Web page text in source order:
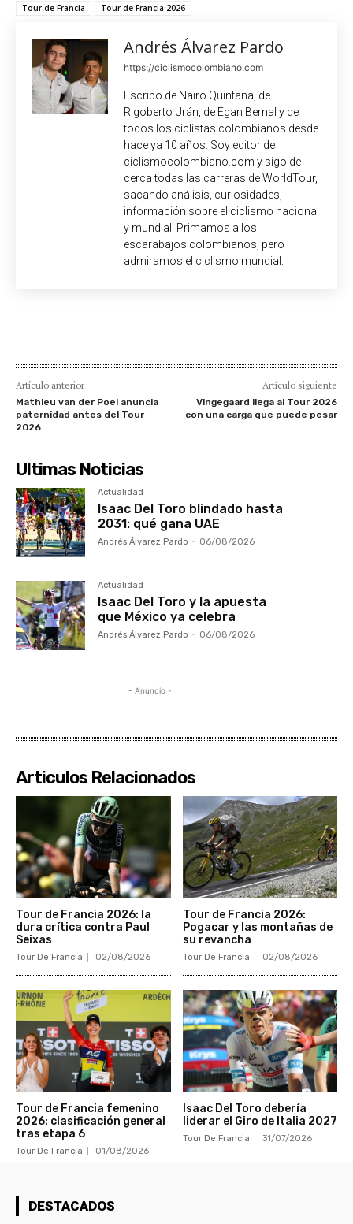
Tour de Francia Tour de Francia 2026
Andrés Álvarez Pardo
https://ciclismocolombiano.com
Escribo de Nairo Quintana, de
Rigoberto Urán, de Egan Bernal y de
todos los ciclistas colombianos desde
hace ya 10 años. Soy editor de
ciclismocolombiano.com y sigo de
cerca todas las carreras de WorldTour,
sacando análisis, curiosidades,
información sobre el ciclismo nacional
y mundial. Primamos a los
escarabajos colombianos, pero
admiramos el ciclismo mundial.
Artículo anterior
Mathieu van der Poel anuncia
paternidad antes del Tour
2026
Artículo siguiente
Vingegaard llega al Tour 2026
con una carga que puede pesar
Ultimas Noticias
Actualidad
Isaac Del Toro blindado hasta
2031: qué gana UAE
Andrés Álvarez Pardo - 06/08/2026
Actualidad
Isaac Del Toro y la apuesta
que México ya celebra
Andrés Álvarez Pardo - 06/08/2026
- Anuncio -
Articulos Relacionados
Tour de Francia 2026: la
dura crítica contra Paul
Seixas
Tour De Francia 02/08/2026
Tour de Francia 2026:
Pogacar y las montañas de
su revancha
Tour De Francia 02/08/2026
Tour de Francia femenino
2026: clasificación general
tras etapa 6
Tour De Francia 01/08/2026
Isaac Del Toro debería
liderar el Giro de Italia 2027
Tour De Francia 31/07/2026
DESTACADOS